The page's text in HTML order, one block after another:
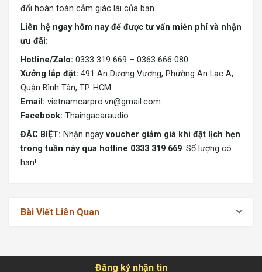
đổi hoàn toàn cảm giác lái của bạn.
Liên hệ ngay hôm nay để được tư vấn miễn phí và nhận
ưu đãi:
Hotline/Zalo: 0333 319 669 – 0363 666 080
Xưởng lắp đặt: 491 An Dương Vương, Phường An Lạc A,
Quận Bình Tân, TP. HCM
Email: vietnamcarpro.vn@gmail.com
Facebook: Thaingacaraudio
ĐẶC BIỆT: Nhận ngay voucher giảm giá khi đặt lịch hẹn
trong tuần này qua hotline 0333 319 669. Số lượng có
hạn!
Bài Viết Liên Quan
Đăng ký nhận tin